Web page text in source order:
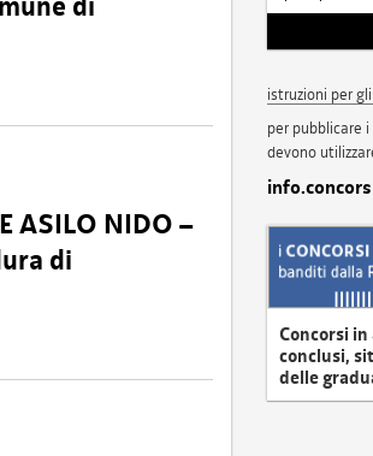
ASILO NIDO –
di
istruzioni per
per pubblicare
devono
Concorsi
conclusi,
delle